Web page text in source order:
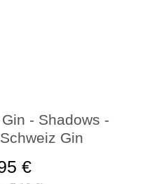
- Shadows -
Gin
€